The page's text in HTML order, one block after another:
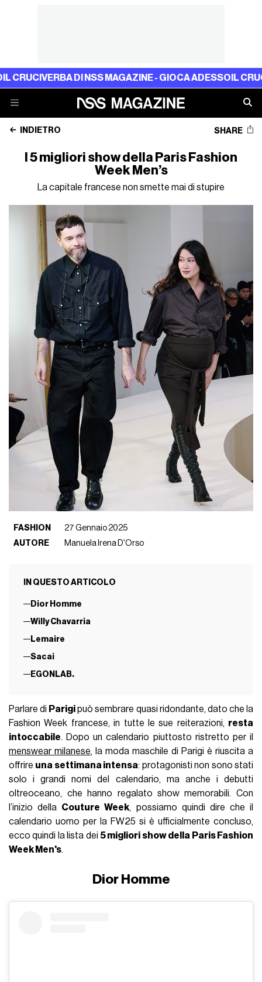
DI NSS MAGAZINE - GIOCA ADESSOIL CRUCIVERBA
INDIETRO SHARE
I 5 migliori show della Paris Fashion
Week Men’s
La capitale francese non smette mai di stupire
FASHION
27 Gennaio 2025
AUTORE
Manuela Irena D'Orso
IN QUESTO ARTICOLO
Dior Homme
Willy Chavarria
Lemaire
Sacai
EGONLAB.
Parlare di Parigipuò sembrare quasi ridondante, dato che la
Fashion Week francese, in tutte le sue reiterazioni, resta
intoccabile. Dopo un calendario piuttosto ristretto per il
menswear milanese, la moda maschile di Parigi è riuscita a
offrire una settimana intensa: protagonisti non sono stati
solo i grandi nomi del calendario, ma anche i debutti
oltreoceano, che hanno regalato show memorabili. Con
l’inizio della Couture Week, possiamo quindi dire che il
calendario uomo per la FW25 si è ufficialmente concluso,
ecco quindi la lista dei 5 migliori show della Paris Fashion
Week Men's.
Dior Homme